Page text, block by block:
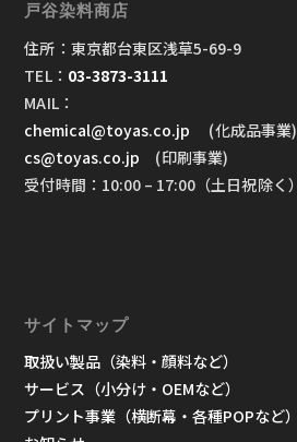
戸谷染料商店
住所：東京都台東区浅草5-69-9
TEL： 03-3873-3111
MAIL：
chemical@toyas.co.jp
(化成品事業)
cs@toyas.co.jp (印刷事業)
受付時間：10:00 – 17:00（土日祝除く）
サイトマップ
取扱い製品（染料・顔料など）
サービス（小分け・OEMなど）
プリント事業（横断幕・各種POPなど）